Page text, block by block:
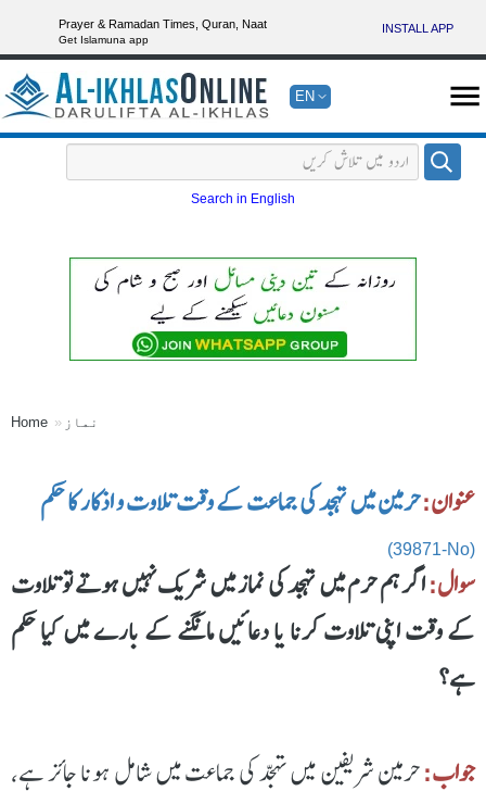
Prayer & Ramadan Times, Quran, Naat
Get Islamuna app
INSTALL APP
EN
Search in English
Home نماز
عنوان:حرمین میں تہجد کی جماعت کے وقت تلاوت و اذکار کا حکم
(39871-No)
سوال:اگر ہم حرم میں تہجد کی نماز میں شریک نہیں ہوتے تو تلاوت
کے وقت اپنی تلاوت کرنا یا دعائیں مانگنے کے بارے میں کیا حکم
ہے؟
جواب:حرمین شریفین میں تہجّد کی جماعت میں شامل ہونا جائز ہے،